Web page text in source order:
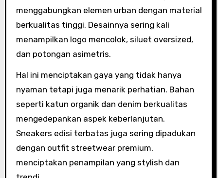
menggabungkan elemen urban dengan material
berkualitas tinggi. Desainnya sering kali
menampilkan logo mencolok, siluet oversized,
dan potongan asimetris.
Hal ini menciptakan gaya yang tidak hanya
nyaman tetapi juga menarik perhatian. Bahan
seperti katun organik dan denim berkualitas
mengedepankan aspek keberlanjutan.
Sneakers edisi terbatas juga sering dipadukan
dengan outfit streetwear premium,
menciptakan penampilan yang stylish dan